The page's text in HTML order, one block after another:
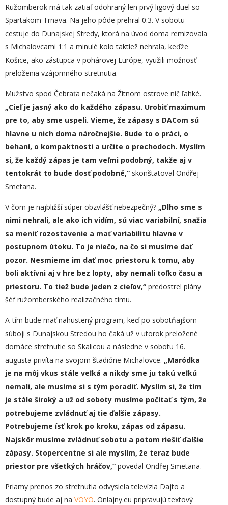
Ružomberok má tak zatiaľ odohraný len prvý ligový duel so
Spartakom Trnava. Na jeho pôde prehral 0:3. V sobotu
cestuje do Dunajskej Stredy, ktorá na úvod doma remizovala
s Michalovcami 1:1 a minulé kolo taktiež nehrala, keďže
Košice, ako zástupca v pohárovej Európe, využili možnosť
preloženia vzájomného stretnutia.
Mužstvo spod Čebraťa nečaká na Žitnom ostrove nič ľahké.
„Cieľ je jasný ako do každého zápasu. Urobiť maximum
pre to, aby sme uspeli. Vieme, že zápasy s DACom sú
hlavne u nich doma náročnejšie. Bude to o práci, o
behaní, o kompaktnosti a určite o prechodoch. Myslím
si, že každý zápas je tam veľmi podobný, takže aj v
tentokrát to bude dosť podobné,“ skonštatoval Ondřej
Smetana.
V čom je najbližší súper obzvlášť nebezpečný? „Dlho sme s
nimi nehrali, ale ako ich vidím, sú viac variabilní, snažia
sa meniť rozostavenie a mať variabilitu hlavne v
postupnom útoku. To je niečo, na čo si musíme dať
pozor. Nesmieme im dať moc priestoru k tomu, aby
boli aktívni aj v hre bez lopty, aby nemali toľko času a
priestoru. To tiež bude jeden z cieľov,“ predostrel plány
šéf ružomberského realizačného tímu.
A-tím bude mať nahustený program, keď po sobotňajšom
súboji s Dunajskou Stredou ho čaká už v utorok preložené
domáce stretnutie so Skalicou a následne v sobotu 16.
augusta privíta na svojom štadióne Michalovce. „Maródka
je na môj vkus stále veľká a nikdy sme ju takú veľkú
nemali, ale musíme si s tým poradiť. Myslím si, že tím
je stále široký a už od soboty musíme počítať s tým, že
potrebujeme zvládnuť aj tie ďalšie zápasy.
Potrebujeme ísť krok po kroku, zápas od zápasu.
Najskôr musíme zvládnuť sobotu a potom riešiť ďalšie
zápasy. Stopercentne si ale myslím, že teraz bude
priestor pre všetkých hráčov,“ povedal Ondřej Smetana.
Priamy prenos zo stretnutia odvysiela televízia Dajto a
dostupný bude aj na VOYO. Onlajny.eu pripravujú textový